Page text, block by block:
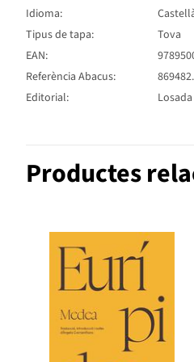
Idioma:
Tipus de tapa:
Tova
EAN:
Referència Abacus:
Editorial:
Losada
Productes